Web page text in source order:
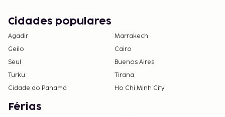
Cidades populares
Agadir
Marrakech
Geilo
Cairo
Seul
Buenos Aires
Turku
Tirana
Cidade do Panamá
Ho Chi Minh City
Férias